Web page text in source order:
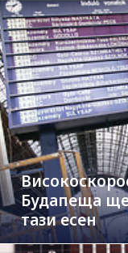
Будапеща
тази есен